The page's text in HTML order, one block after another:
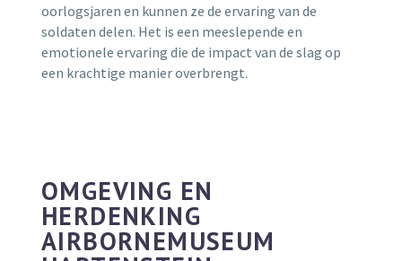
oorlogsjaren en kunnen ze de ervaring van de
soldaten delen. Het is een meeslepende en
emotionele ervaring die de impact van de slag op
een krachtige manier overbrengt.
OMGEVING EN
HERDENKING
AIRBORNEMUSEUM